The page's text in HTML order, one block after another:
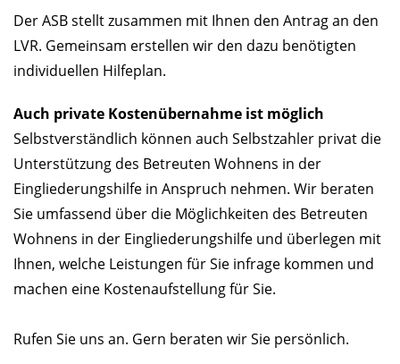
Der ASB stellt zusammen mit Ihnen den Antrag an den
LVR. Gemeinsam erstellen wir den dazu benötigten
individuellen Hilfeplan.
Auch private Kostenübernahme ist möglich
Selbstverständlich können auch Selbstzahler privat die
Unterstützung des Betreuten Wohnens in der
Eingliederungshilfe in Anspruch nehmen. Wir beraten
Sie umfassend über die Möglichkeiten des Betreuten
Wohnens in der Eingliederungshilfe und überlegen mit
Ihnen, welche Leistungen für Sie infrage kommen und
machen eine Kostenaufstellung für Sie.
Rufen Sie uns an. Gern beraten wir Sie persönlich.